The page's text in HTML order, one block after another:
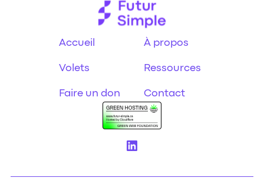
Accueil À propos
Volets Ressources
Faire un don Contact